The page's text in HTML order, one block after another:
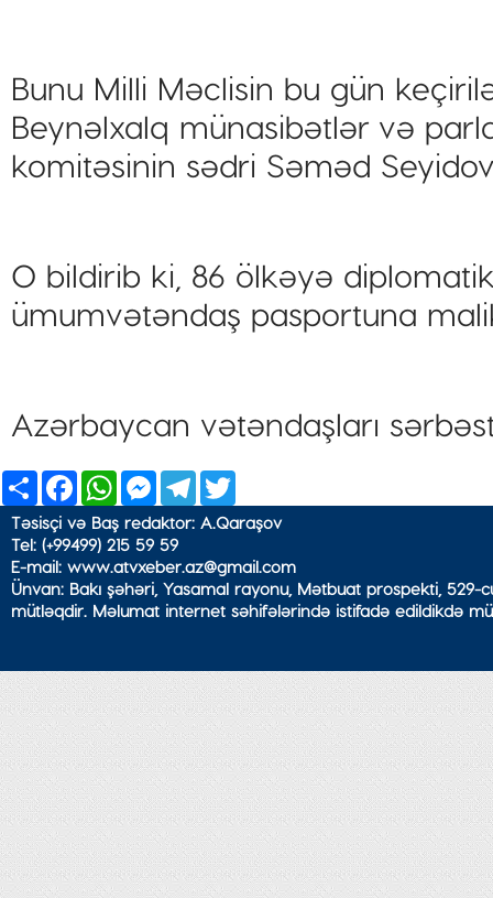
Bunu Milli Məclisin bu gün
Beynəlxalq münasibətlər və
komitəsinin sədri Səməd
O bildirib ki, 86 ölkəyə
ümumvətəndaş pasportuna
Azərbaycan vətəndaşları
ShareFacebookWhatsApp
Messenger
Telegram
Təsisçi və Baş redaktor: A.Qaraşov
Tel: (+99499) 215 59 59
E-mail: www.atvxeber.az@gmail.com
Ünvan: Bakı şəhəri, Yasamal rayonu, Mətbuat prospekti,
mütləqdir. Məlumat internet səhifələrində istifadə edildikdə